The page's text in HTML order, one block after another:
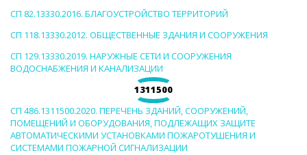
СП 82.13330.2016. БЛАГОУСТРОЙСТВО ТЕРРИТОРИЙ
СП 118.13330.2012. ОБЩЕСТВЕННЫЕ ЗДАНИЯ И СООРУЖЕНИЯ
СП 129.13330.2019. НАРУЖНЫЕ СЕТИ И СООРУЖЕНИЯ
ВОДОСНАБЖЕНИЯ И КАНАЛИЗАЦИИ
1311500
СП 486.1311500.2020. ПЕРЕЧЕНЬ ЗДАНИЙ, СООРУЖЕНИЙ,
ПОМЕЩЕНИЙ И ОБОРУДОВАНИЯ, ПОДЛЕЖАЩИХ ЗАЩИТЕ
АВТОМАТИЧЕСКИМИ УСТАНОВКАМИ ПОЖАРОТУШЕНИЯ И
СИСТЕМАМИ ПОЖАРНОЙ СИГНАЛИЗАЦИИ